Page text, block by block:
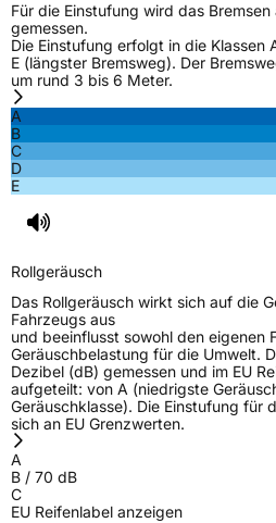
EPREL ID1235470
Allgemeine Produktsicherheit
Für die Einstufung wird das
gemessen.
Die Einstufung erfolgt in die Klassen
E (längster Bremsweg). Der
um rund 3 bis 6 Meter.
A
B
C
D
E
Rollgeräusch
Das Rollgeräusch wirkt sich auf die
Fahrzeugs aus
und beeinflusst sowohl den eigenen
Geräuschbelastung für die Umwelt.
Dezibel (dB) gemessen und im EU
aufgeteilt: von A (niedrigste
Geräuschklasse). Die Einstufung für
sich an EU Grenzwerten.
A
B / 70 dB
C
EU Reifenlabel anzeigen